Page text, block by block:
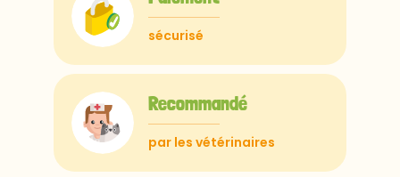
sécurisé
Recommandé
par les vétérinaires